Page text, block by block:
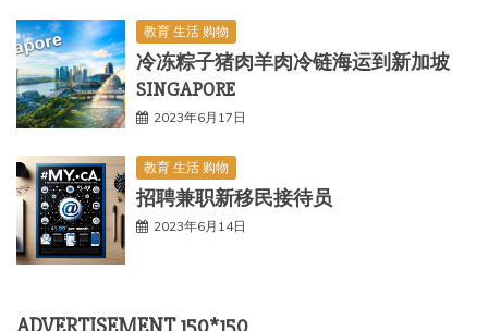
教育 生活 购物
冷冻粽子猪肉羊肉冷链海运到新加坡
SINGAPORE
2023年6月17日
教育 生活 购物
招聘兼职新移民接待员
2023年6月14日